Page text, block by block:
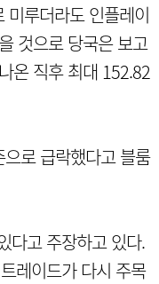
미루더라도 인플레이
것으로 당국은 보고
온 직후 최대 152.82
로 급락했다고 블룸
다고 주장하고 있다.
레이드가 다시 주목